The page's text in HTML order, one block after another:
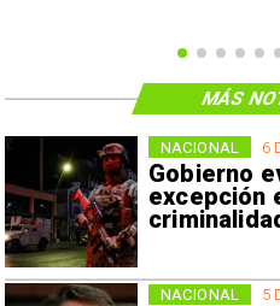
6
Gobierno
excepción
NACIONAL
5
NACIONAL
MÁS